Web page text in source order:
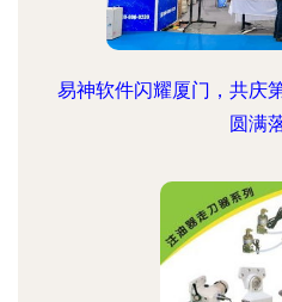
易神软件闪耀厦门，共庆
圆满